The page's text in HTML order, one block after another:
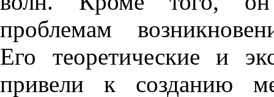
проблемам
Его теоретические и
привели к созданию